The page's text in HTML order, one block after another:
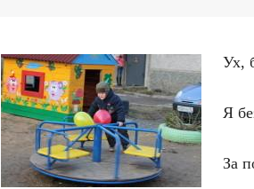
Ух,
Я
За